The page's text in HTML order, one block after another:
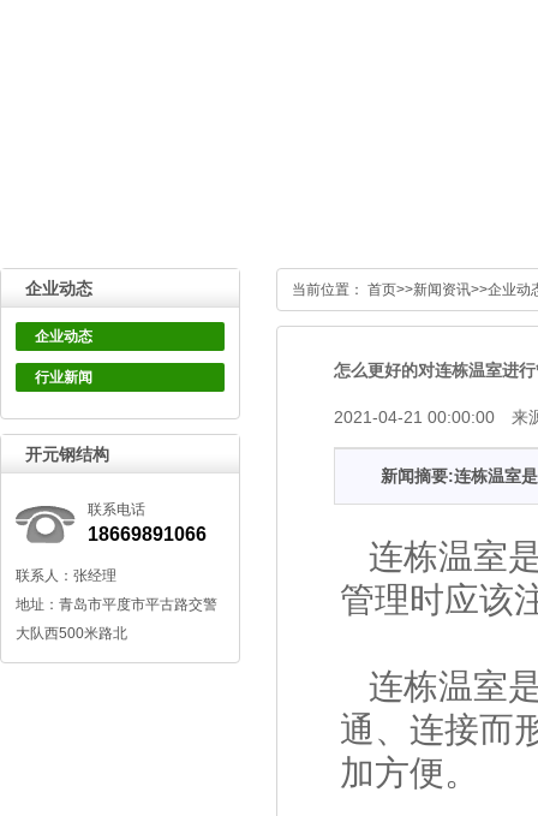
企业动态
企业动态
行业新闻
开元钢结构
联系电话
18669891066
联系人：张经理
地址：青岛市平度市平古路交警
大队西500米路北
当前位置： 首页>>新闻资讯>>企业动
怎么更好的对连栋温室进
2021-04-21 00:00:00 来
新闻摘要:连栋温室
连栋温室
管理时应该
连栋温室
通、连接而
加方便。